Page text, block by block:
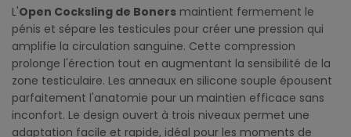
L'Open Cocksling de Boners maintient fermement le
pénis et sépare les testicules pour créer une pression qui
amplifie la circulation sanguine. Cette compression
prolonge l'érection tout en augmentant la sensibilité de la
zone testiculaire. Les anneaux en silicone souple épousent
parfaitement l'anatomie pour un maintien efficace sans
inconfort. Le design ouvert à trois niveaux permet une
adaptation facile et rapide, idéal pour les moments de